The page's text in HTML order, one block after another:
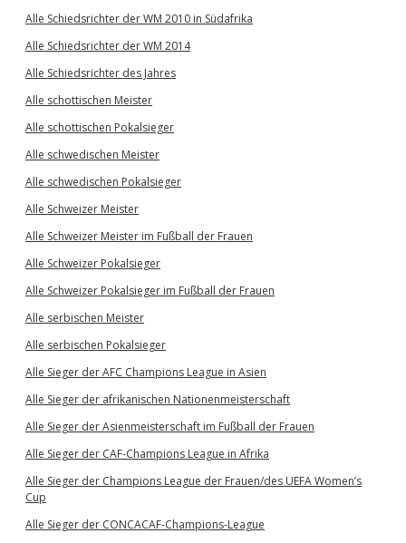
Alle Schiedsrichter der WM 2010 in Südafrika
Alle Schiedsrichter der WM 2014
Alle Schiedsrichter des Jahres
Alle schottischen Meister
Alle schottischen Pokalsieger
Alle schwedischen Meister
Alle schwedischen Pokalsieger
Alle Schweizer Meister
Alle Schweizer Meister im Fußball der Frauen
Alle Schweizer Pokalsieger
Alle Schweizer Pokalsieger im Fußball der Frauen
Alle serbischen Meister
Alle serbischen Pokalsieger
Alle Sieger der AFC Champions League in Asien
Alle Sieger der afrikanischen Nationenmeisterschaft
Alle Sieger der Asienmeisterschaft im Fußball der Frauen
Alle Sieger der CAF-Champions League in Afrika
Alle Sieger der Champions League der Frauen/des UEFA Women’s
Cup
Alle Sieger der CONCACAF-Champions-League